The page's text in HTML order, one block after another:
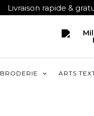
Livraison rapide &
BRODERIE ARTS